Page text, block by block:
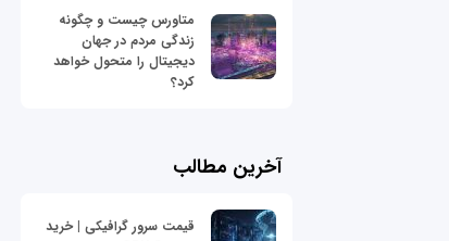
متاورس چیست و چگونه
زندگی مردم در جهان
دیجیتال را متحول خواهد
کرد؟
آخرین مطالب
قیمت سرور گرافیکی | خرید